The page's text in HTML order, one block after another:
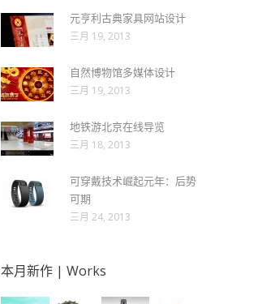
元亨利古典家具网站设计
三月 19, 2013
自然博物馆多媒体设计
三月 19, 2013
地铁游北京在线导览
三月 18, 2013
可穿戴技术崛起元年：后势
可期
三月 24, 2013
本月新作 | Works